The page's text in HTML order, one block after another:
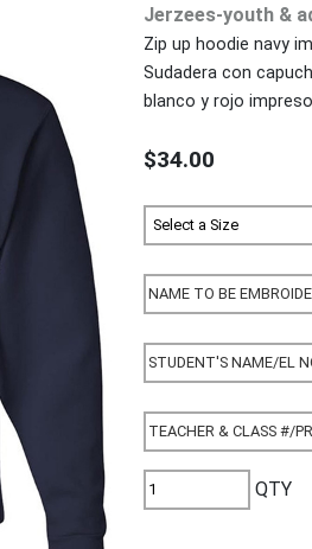
Jerzees-youth &
Zip up hoodie navy
Sudadera con
blanco y rojo
$34.00
QTY